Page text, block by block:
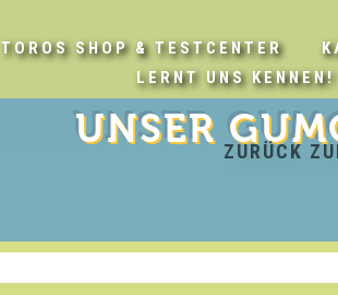
TOROS SHOP & TESTCENTER
LERNT UNS KENNEN!
UNSER ZURÜCK